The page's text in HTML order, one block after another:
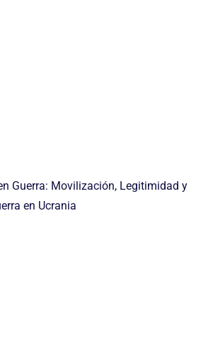
Guerra: Movilización, Legitimidad y
en Ucrania